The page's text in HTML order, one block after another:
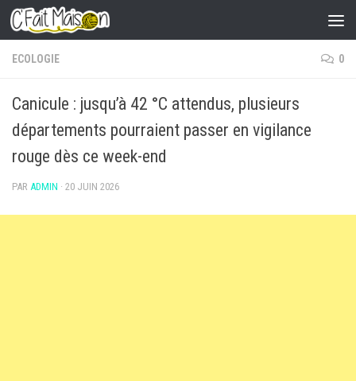
Skip to content
ECOLOGIE 0
Canicule : jusqu’à 42 °C attendus, plusieurs
départements pourraient passer en vigilance
rouge dès ce week-end
PAR ADMIN · 20 JUIN 2026